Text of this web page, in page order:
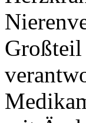
Großteil